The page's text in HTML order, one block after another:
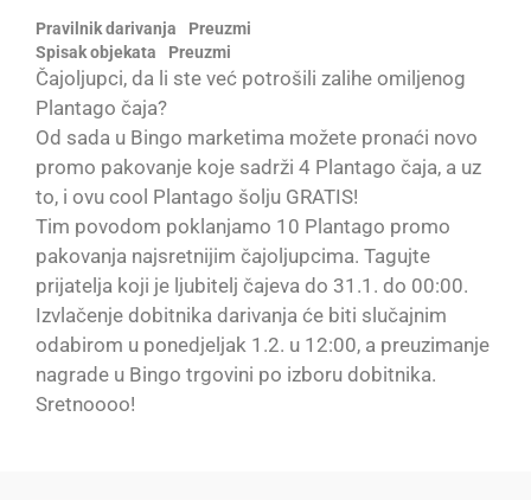
Pravilnik darivanja
Preuzmi
Spisak objekata
Preuzmi
Čajoljupci, da li ste već potrošili zalihe omiljenog
Plantago čaja?
Od sada u Bingo marketima možete pronaći novo
promo pakovanje koje sadrži 4 Plantago čaja, a uz
to, i ovu cool Plantago šolju GRATIS!
Tim povodom poklanjamo 10 Plantago promo
pakovanja najsretnijim čajoljupcima. Tagujte
prijatelja koji je ljubitelj čajeva do 31.1. do 00:00.
Izvlačenje dobitnika darivanja će biti slučajnim
odabirom u ponedjeljak 1.2. u 12:00, a preuzimanje
nagrade u Bingo trgovini po izboru dobitnika.
Sretnoooo!